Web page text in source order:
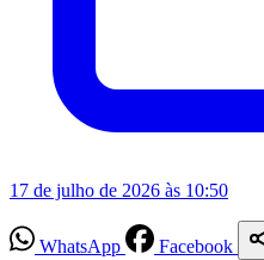
17 de julho de 2026 às 10:50
WhatsApp Facebook